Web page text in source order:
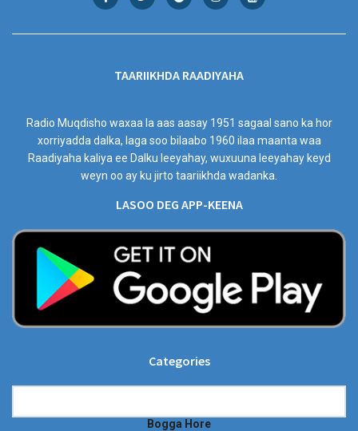
TAARIIKHDA RAADIYAHA
Radio Muqdisho waxaa la aas aasay 1951 sagaal sano ka hor
xorriyadda dalka, laga soo bilaabo 1960 ilaa maanta waa
Raadiyaha kaliya ee Dalku leeyahay, wuxuuna leeyahay keyd
weyn oo ay ku jirto taariikhda wadanka.
LASOO DEG APP-KEENA
Categories
Bogga Hore